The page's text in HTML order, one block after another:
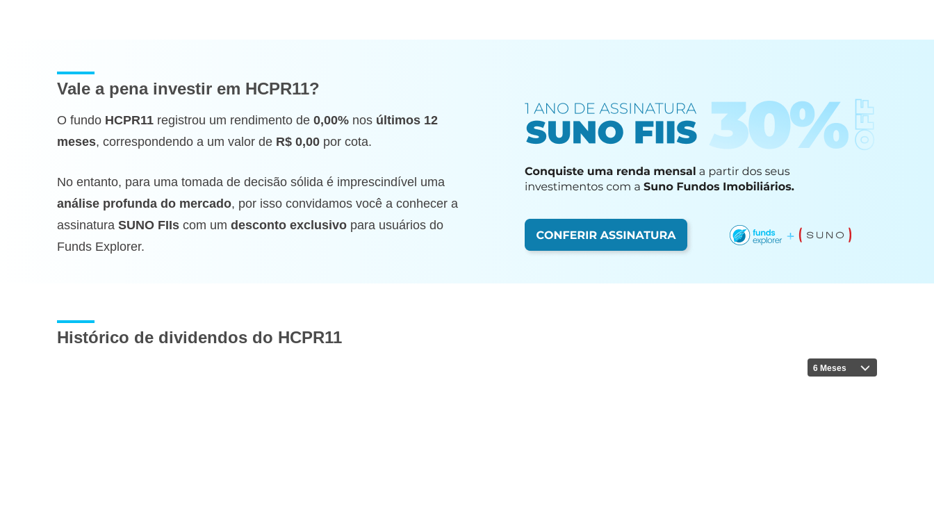
Vale a pena investir em HCPR11?
O fundo HCPR11 registrou um rendimento de 0,00% nos últimos 12
meses, correspondendo a um valor de R$ 0,00 por cota.
No entanto, para uma tomada de decisão sólida é imprescindível uma
análise profunda do mercado, por isso convidamos você a conhecer a
assinatura SUNO FIIs com um desconto exclusivo para usuários do
Funds Explorer.
Histórico de dividendos do HCPR11
6 Meses